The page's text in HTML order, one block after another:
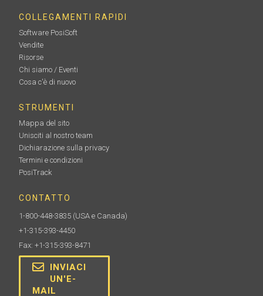
COLLEGAMENTI RAPIDI
Software PosiSoft
Vendite
Risorse
Chi siamo / Eventi
Cosa c'è di nuovo
STRUMENTI
Mappa del sito
Unisciti al nostro team
Dichiarazione sulla privacy
Termini e condizioni
PosiTrack
CONTATTO
1-800-448-3835 (USA e Canada)
+1-315-393-4450
Fax: +1-315-393-8471
INVIACI
UN'E-
MAIL